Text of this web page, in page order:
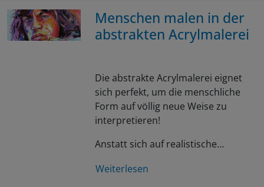
Menschen malen in der
abstrakten Acrylmalerei
Die abstrakte Acrylmalerei eignet
sich perfekt, um die menschliche
Form auf völlig neue Weise zu
interpretieren!
Anstatt sich auf realistische…
Weiterlesen